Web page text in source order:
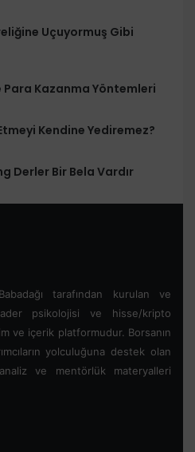
Uçuyormuş Gibi
Para Kazanma Yöntemleri
Kendine Yediremez?
Derler Bir Bela Vardır
tarafından kurulan ve
psikolojisi ve hisse/kripto
ve içerik platformudur. Borsanın
yolculuğuna destek olan
ve mentörlük materyalleri